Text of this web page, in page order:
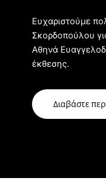
Ευχαριστούμε
Σκορδοπούλου
Αθηνά
έκθεσης.
Διαβάστε